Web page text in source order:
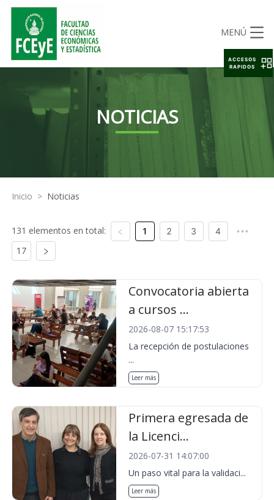
MENÚ
NOTICIAS
Inicio > Noticias
131 elementos en total: 1 2 3 4 •••
17
Convocatoria abierta
a cursos ...
2026-08-07 15:17:53
La recepción de postulaciones
...
Leer más
Primera egresada de
la Licenci...
2026-07-31 14:07:00
Un paso vital para la validaci...
Leer más
ACCESOS
RAPIDOS